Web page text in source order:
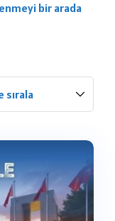
bir arada